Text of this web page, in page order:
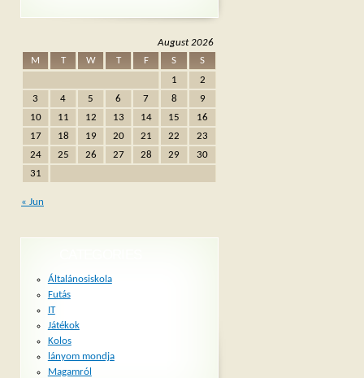
August 2026
M
T W T F S
S
1
2
3
4 5 6 7 8
9
10
11 12 13 14 15
16
17
18 19 20 21 22
23
24
25 26 27 28 29
30
31
« Jun
Általánosiskola
Futás
IT
Játékok
Kolos
lányom mondja
Magamról